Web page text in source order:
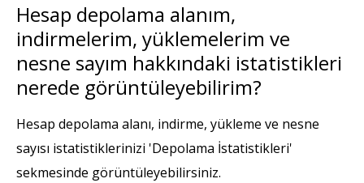
Hesap depolama alanım,
indirmelerim, yüklemelerim ve
nesne sayım hakkındaki istatistikleri
nerede görüntüleyebilirim?
Hesap depolama alanı, indirme, yükleme ve nesne
sayısı istatistiklerinizi 'Depolama İstatistikleri'
sekmesinde görüntüleyebilirsiniz.